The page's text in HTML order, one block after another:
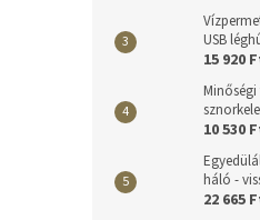
USB
15 920
10 530
háló -
22 665